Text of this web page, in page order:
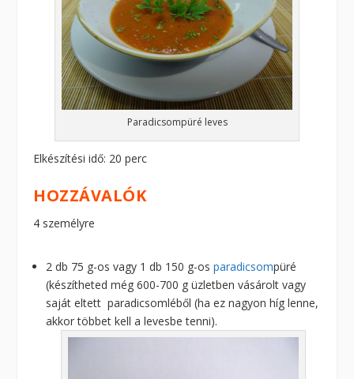
Paradicsompüré leves
Elkészítési idő: 20 perc
HOZZÁVALÓK
4 személyre
2 db 75 g-os vagy 1 db 150 g-osparadicsompüré
(készítheted még 600-700 g üzletben vásárolt vagy
saját eltett paradicsomléből (ha ez nagyon híg lenne,
akkor többet kell a levesbe tenni).